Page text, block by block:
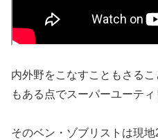
内外野をこなすこともさる
もある点でスーパーユーティ
そのベン・ゾブリストは現